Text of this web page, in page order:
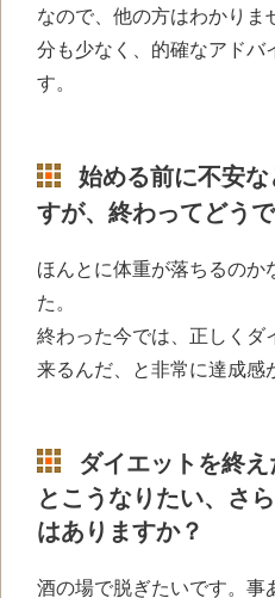
なので、他の方はわかりま
分も少なく、的確なアドバ
す。
始める前に不安
すが、終わってどう
ほんとに体重が落ちるのか
た。
終わった今では、 正しくダ
来るんだ、と非常に達成感
ダイエットを終
とこうなりたい、さ
はありますか？
酒の場で脱ぎたいです。事